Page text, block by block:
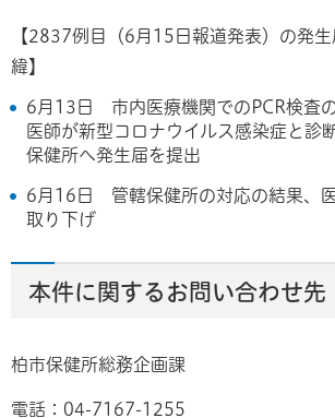
【2837例目（6月15日報道発表）の発
緯】
6月13日 市内医療機関でのPCR検査
医師が新型コロナウイルス感染症と診
保健所へ発生届を提出
6月16日 管轄保健所の対応の結果、
取り下げ
本件に関するお問い合わせ先
柏市保健所総務企画課
電話：04-7167-1255